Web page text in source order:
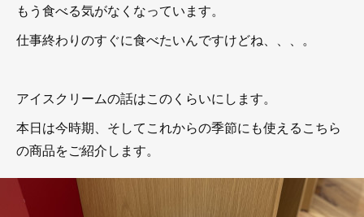
もう食べる気がなくなっています。
仕事終わりのすぐに食べたいんですけどね、、、。
アイスクリームの話はこのくらいにします。
本日は今時期、そしてこれからの季節にも使えるこちら
の商品をご紹介します。